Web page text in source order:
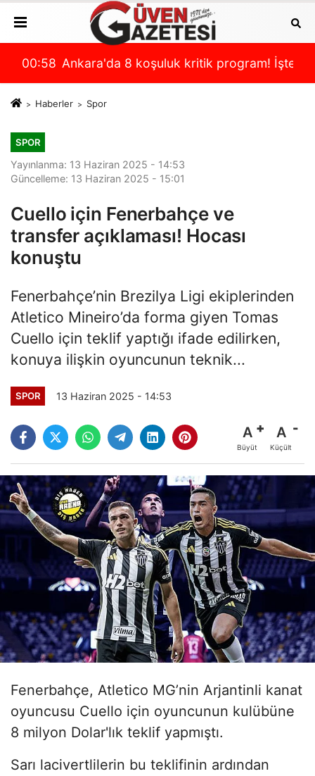
durum
çıktı!00:58 Ankara'da 8 koşuluk kritik program! İşte
Haberler Spor
SPOR
Yayınlanma: 13 Haziran 2025 - 14:53
Güncelleme: 13 Haziran 2025 - 15:01
Cuello için Fenerbahçe ve
transfer açıklaması! Hocası
konuştu
Fenerbahçe’nin Brezilya Ligi ekiplerinden
Atletico Mineiro’da forma giyen Tomas
Cuello için teklif yaptığı ifade edilirken,
konuya ilişkin oyuncunun teknik...
SPOR 13 Haziran 2025 - 14:53
A
Büyüt
A
Küçült
Fenerbahçe, Atletico MG’nin Arjantinli kanat
oyuncusu Cuello için oyuncunun kulübüne
8 milyon Dolar'lık teklif yapmıştı.
Sarı lacivertlilerin bu teklifinin ardından